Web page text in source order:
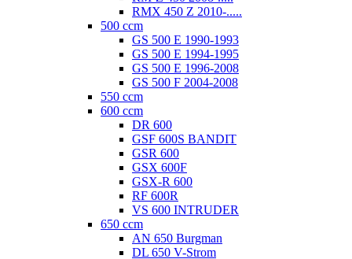
RMX 450 Z 2010-.....
500 ccm
GS 500 E 1990-1993
GS 500 E 1994-1995
GS 500 E 1996-2008
GS 500 F 2004-2008
550 ccm
600 ccm
DR 600
GSF 600S BANDIT
GSR 600
GSX 600F
GSX-R 600
RF 600R
VS 600 INTRUDER
650 ccm
AN 650 Burgman
DL 650 V-Strom